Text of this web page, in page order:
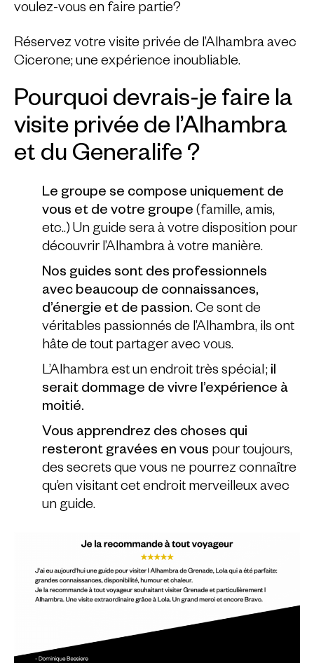
voulez-vous en faire partie?
Réservez votre visite privée de l’Alhambra avec
Cicerone; une expérience inoubliable.
Pourquoi devrais-je faire la
visite privée de l’Alhambra
et du Generalife ?
Le groupe se compose uniquement de
vous et de votre groupe (famille, amis,
etc..) Un guide sera à votre disposition pour
découvrir l’Alhambra à votre manière.
Nos guides sont des professionnels
avec beaucoup de connaissances,
d’énergie et de passion. Ce sont de
véritables passionnés de l’Alhambra, ils ont
hâte de tout partager avec vous.
L’Alhambra est un endroit très spécial ; il
serait dommage de vivre l’expérience à
moitié.
Vous apprendrez des choses qui
resteront gravées en vous pour toujours,
des secrets que vous ne pourrez connaître
qu’en visitant cet endroit merveilleux avec
un guide.